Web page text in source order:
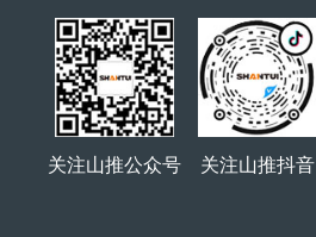
关注山推公众号 关注山推抖音